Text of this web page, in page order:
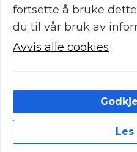
Fyllingsveien
81, 5161
Laksevåg
Org.nr. 986362363
Kundeservice
© 2026 Elektrofilter Vest AS
fortsette å bruke
du til vår bruk av
Avvis alle cookies
Cookies